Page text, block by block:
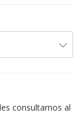
consultarnos al